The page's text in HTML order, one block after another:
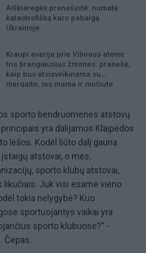
Aiškiaregės pranašystė: numatė
katastrofišką karo pabaigą
Ukrainoje
Kraupi avarija prie Vilniaus atėmė
tris brangiausius žmones: pranešė,
kaip bus atsisveikinama su
mergaite, jos mama ir močiute
sporto bendruomenės atstovų
yra dalijamos Klaipėdos
lėšos. Kodėl liūto dalį gauna
atstovai, o mes,
sporto klubų atstovai,
Juk visi esame vieno
tokia nelygybė? Kuo
sportuojantys vaikai yra
sporto klubuose?" -
Čepas.